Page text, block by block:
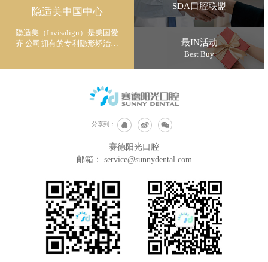
隐适美中国中心
隐适美（Invisalign）是美国爱
齐 公司拥有的专利隐形矫治技
SDA口腔联盟
最IN活动
Best Buy
分享到：
赛德阳光口腔
邮箱： service@sunnydental.com